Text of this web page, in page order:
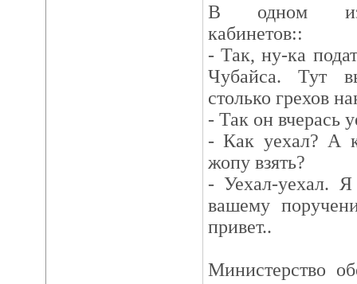
В одном из
кабинетов::
- Так, ну-ка
Чубайса. Тут
столько грехов
- Так он вчерась
- Как уехал? А
жопу взять?
- Уехал-уехал.
вашему
привет..
Министерство